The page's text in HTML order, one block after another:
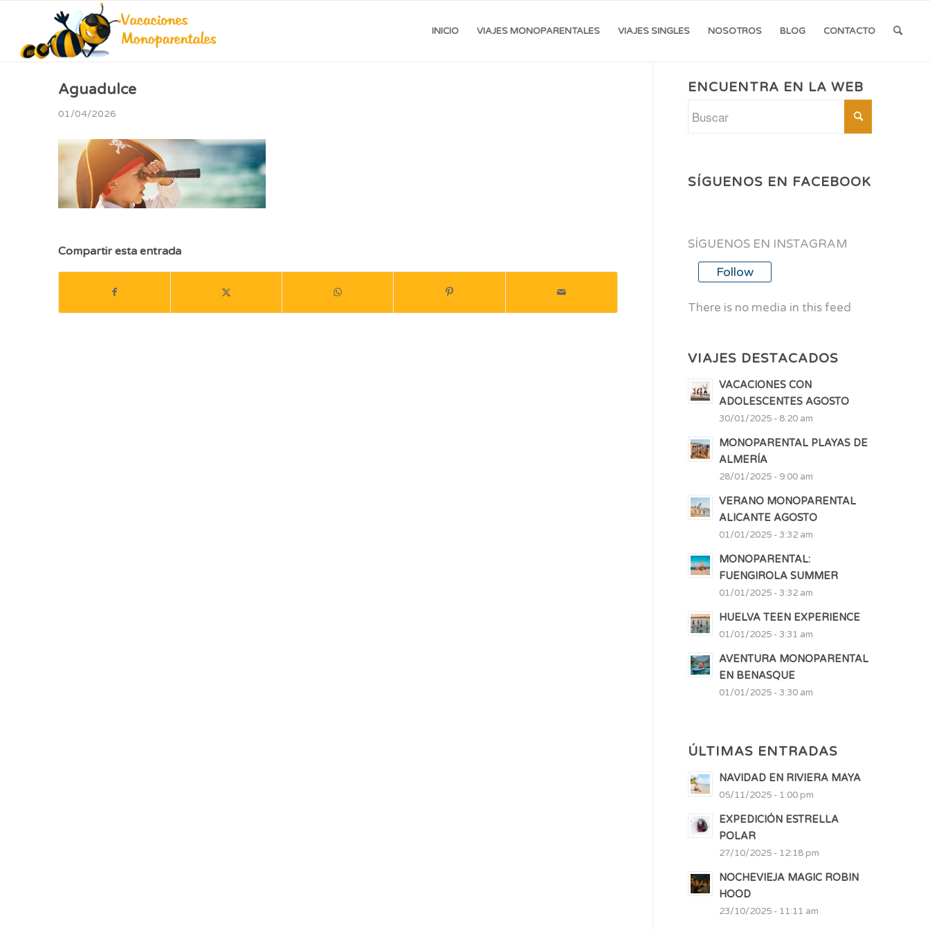
INICIO VIAJES MONOPARENTALES VIAJES SINGLES NOSOTROS BLOG CONTACTO
Aguadulce
01/04/2026
Compartir esta entrada
ENCUENTRA EN LA WEB
SÍGUENOS EN FACEBOOK
SÍGUENOS EN INSTAGRAM
Follow
There is no media in this feed
VIAJES DESTACADOS
VACACIONES CON
ADOLESCENTES AGOSTO
30/01/2025 - 8:20 am
MONOPARENTAL PLAYAS DE
ALMERÍA
28/01/2025 - 9:00 am
VERANO MONOPARENTAL
ALICANTE AGOSTO
01/01/2025 - 3:32 am
MONOPARENTAL:
FUENGIROLA SUMMER
01/01/2025 - 3:32 am
HUELVA TEEN EXPERIENCE
01/01/2025 - 3:31 am
AVENTURA MONOPARENTAL
EN BENASQUE
01/01/2025 - 3:30 am
ÚLTIMAS ENTRADAS
NAVIDAD EN RIVIERA MAYA
05/11/2025 - 1:00 pm
EXPEDICIÓN ESTRELLA
POLAR
27/10/2025 - 12:18 pm
NOCHEVIEJA MAGIC ROBIN
HOOD
23/10/2025 - 11:11 am